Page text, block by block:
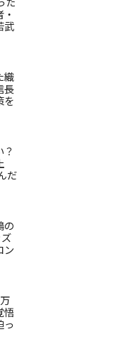
武
織
長
を
だ
の
ン
悟
っ